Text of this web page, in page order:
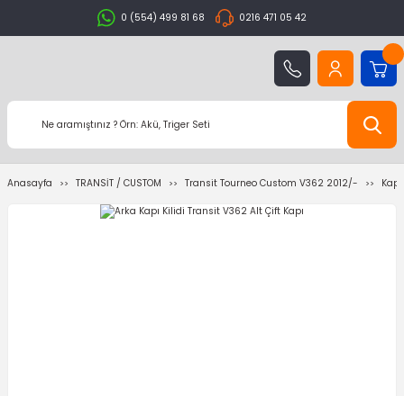
0 (554) 499 81 68 0216 471 05 42
Anasayfa TRANSİT / CUSTOM Transit Tourneo Custom V362 2012/-